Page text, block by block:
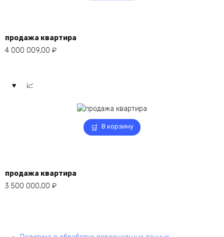
продажа квартира
4 000 009,00 ₽
В корзину
продажа квартира
3 500 000,00 ₽